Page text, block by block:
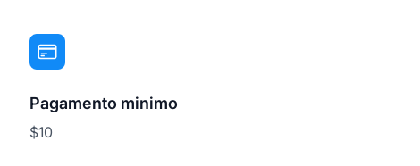
Pagamento minimo
$10